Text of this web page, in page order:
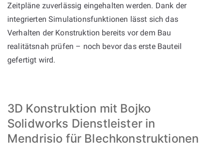
Zeitpläne zuverlässig eingehalten werden. Dank der
integrierten Simulationsfunktionen lässt sich das
Verhalten der Konstruktion bereits vor dem Bau
realitätsnah prüfen – noch bevor das erste Bauteil
gefertigt wird.
3D Konstruktion mit Bojko
Solidworks Dienstleister in
Mendrisio für Blechkonstruktionen